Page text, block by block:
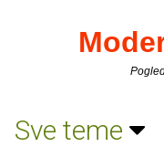
Sve teme